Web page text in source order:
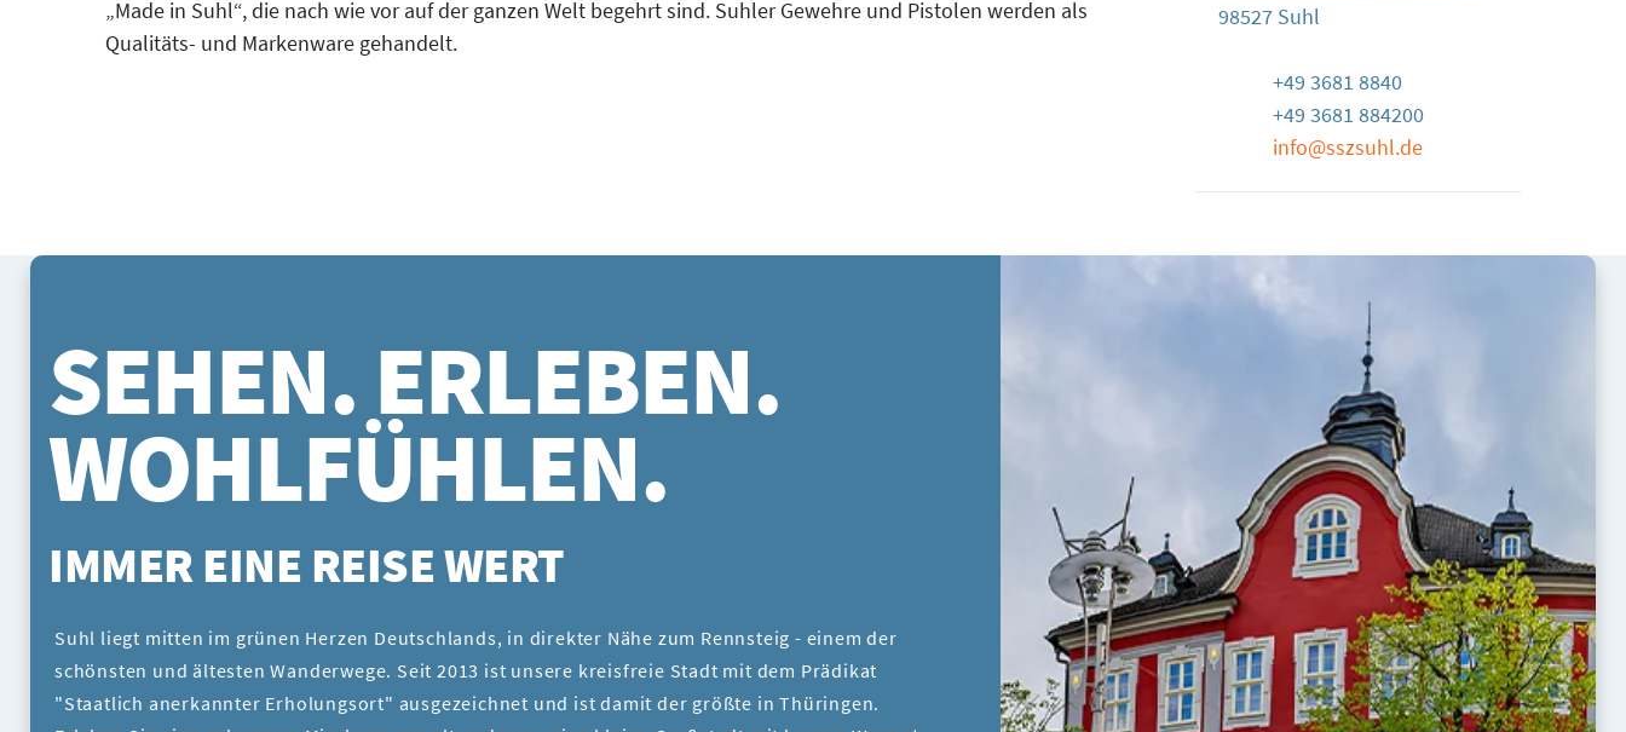
„Made in Suhl“, die nach wie vor auf der ganzen Welt begehrt sind. Suhler Gewehre und Pistolen werden als
Qualitäts- und Markenware gehandelt.
98527 Suhl
+49 3681 8840
+49 3681 884200
info@sszsuhl.de
SEHEN. ERLEBEN.
WOHLFÜHLEN.
IMMER EINE REISE WERT
Suhl liegt mitten im grünen Herzen Deutschlands, in direkter Nähe zum Rennsteig - einem der
schönsten und ältesten Wanderwege. Seit 2013 ist unsere kreisfreie Stadt mit dem Prädikat
"Staatlich anerkannter Erholungsort" ausgezeichnet und ist damit der größte in Thüringen.